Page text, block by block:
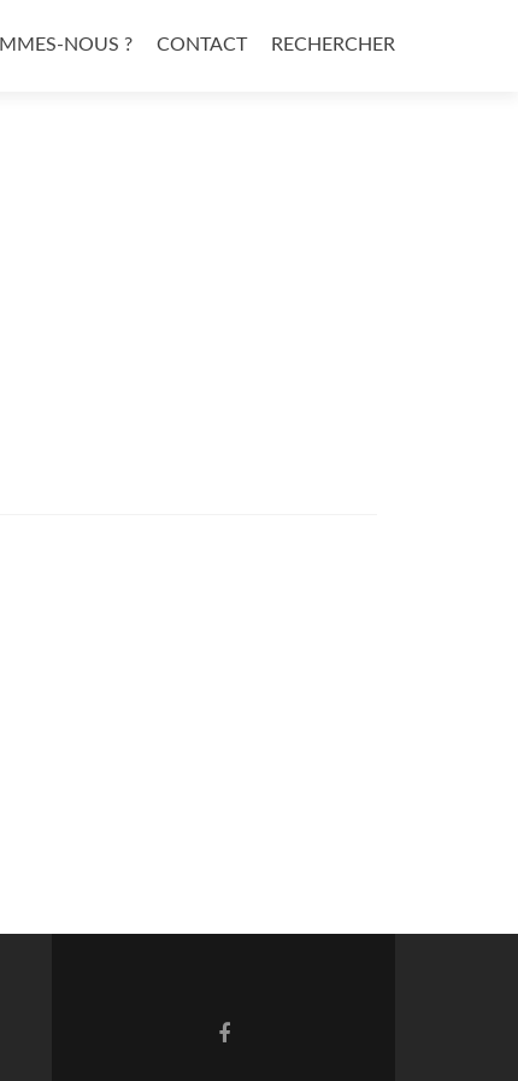
NOUS ? CONTACT RECHERCHER